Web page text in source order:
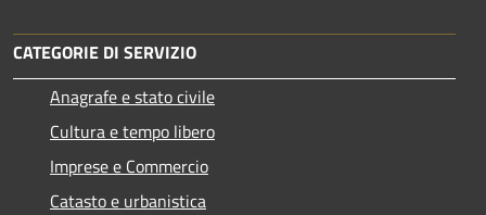
CATEGORIE DI SERVIZIO
Anagrafe e stato civile
Cultura e tempo libero
Imprese e Commercio
Catasto e urbanistica